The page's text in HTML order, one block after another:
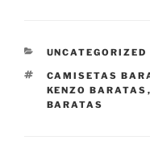
CATEGORÍAS
UNCATEGORIZED
ETIQUETAS
CAMISETAS
KENZO BARATAS ,
BARATAS